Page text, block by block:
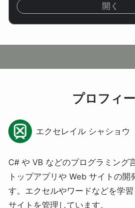
開く
プロフィ
エクセレイル シャショウ
C# や VB などのプログラミング
トップアプリや Web サイトの開
す。エクセルやワードなどを学
サイトを管理しています。